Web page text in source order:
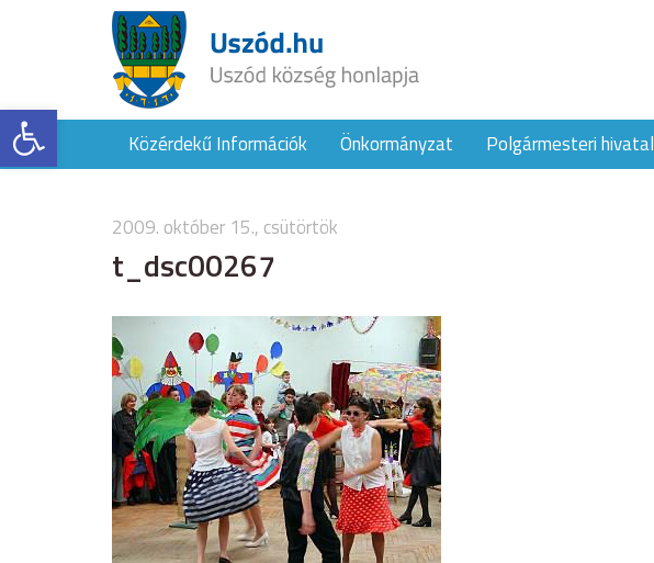
Eszköztár megnyitásaKözérdekű Információk Önkormányzat Polgármesteri hivatal
2009. október 15., csütörtök
t_dsc00267